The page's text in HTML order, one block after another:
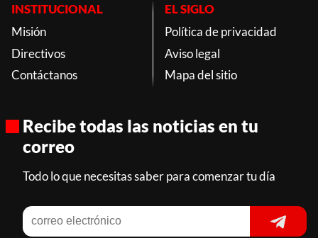
INSTITUCIONAL
Misión
Directivos
Contáctanos
EL SIGLO
Política de privacidad
Aviso legal
Mapa del sitio
Recibe todas las noticias en tu
correo
Todo lo que necesitas saber para comenzar tu día